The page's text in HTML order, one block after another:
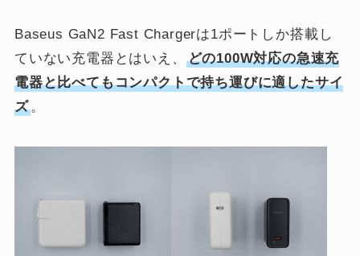
Baseus GaN2 Fast Chargerは1ポートしか搭載し
ていない充電器とはいえ、
どの100W対応の急速充
電器と比べてもコンパクトで持ち運びに適したサイ
ズ。